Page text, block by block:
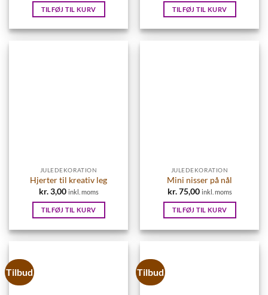
pris
var:
pris
er:
TILFØJ TIL KURV TILFØJ TIL KURV
JULEDEKORATION
Hjerter til kreativ leg
kr.3,00 inkl. moms
TILFØJ TIL KURV
JULEDEKORATION
Mini nisser på nål
kr.75,00 inkl. moms
TILFØJ TIL KURV
Tilbud Tilbud